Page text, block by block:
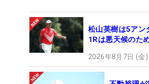
松山英樹は5ア
1Rは悪天候のた
2026年8月7日 (金